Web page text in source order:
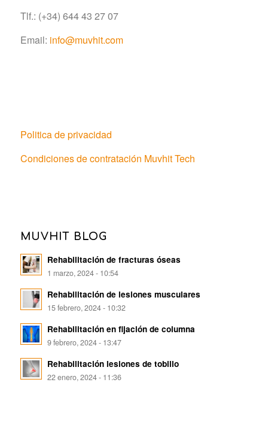
Tlf.: (+34) 644 43 27 07
Email: info@muvhit.com
Politica de privacidad
Condiciones de contratación Muvhit Tech
MUVHIT BLOG
Rehabilitación de fracturas óseas
1 marzo, 2024 - 10:54
Rehabilitación de lesiones musculares
15 febrero, 2024 - 10:32
Rehabilitación en fijación de columna
9 febrero, 2024 - 13:47
Rehabilitación lesiones de tobillo
22 enero, 2024 - 11:36